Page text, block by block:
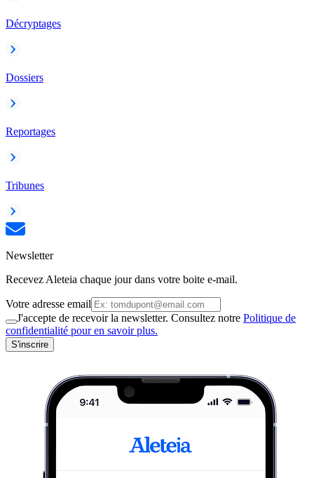
Décryptages
Dossiers
Reportages
Tribunes
Newsletter
Recevez Aleteia chaque jour dans votre boite e-mail.
Votre adresse email
J'accepte de recevoir la newsletter. Consultez notre Politique de
confidentialité pour en savoir plus.
S'inscrire